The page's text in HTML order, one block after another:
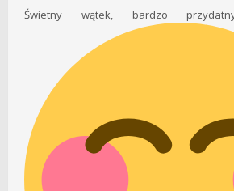
Świetny wątek, bardzo